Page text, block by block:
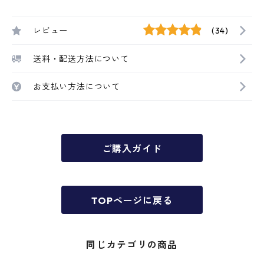
レビュー (34)
送料・配送方法について
お支払い方法について
ご購入ガイド
TOPページに戻る
同じカテゴリの商品